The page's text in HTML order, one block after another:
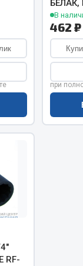
ещё
БЕЛАК,
В
462 ₽
при
RF-